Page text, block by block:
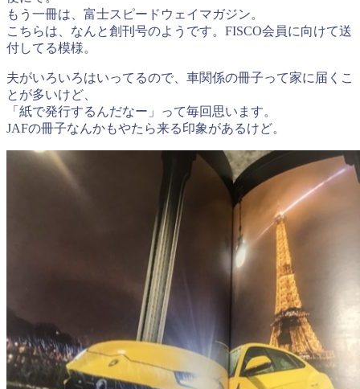
もう一冊は、富士スピードウェイマガジン。
こちらは、なんと創刊号のようです。FISCO会員に向けて送
付してる模様。
夫がいろいろはいってるので、車関係の冊子って家に届くこ
とが多いけど、
「紙で発行するんだなー」って毎回思います。
JAFの冊子なんかもやたら来る印象があるけど。